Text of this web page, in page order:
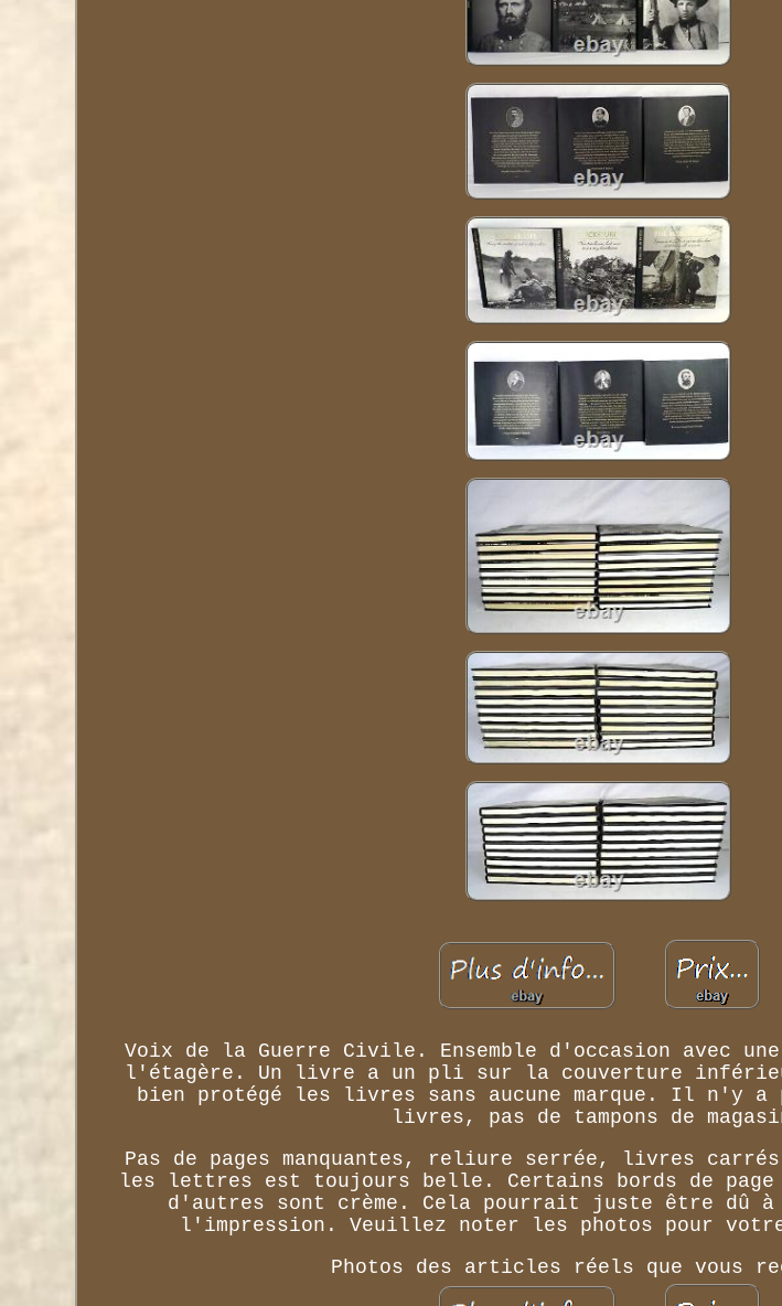
Voix de la Guerre Civile. Ensemble d'occasion avec
l'étagère. Un livre a un pli sur la couverture
bien protégé les livres sans aucune marque. Il n'y
livres, pas de tampons de
Pas de pages manquantes, reliure serrée, livres
les lettres est toujours belle. Certains bords de
d'autres sont crème. Cela pourrait juste être dû
l'impression. Veuillez noter les photos pour
Photos des articles réels que vous